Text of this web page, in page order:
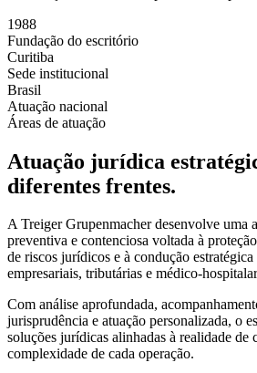
1988
Fundação do escritório
Curitiba
Sede institucional
Brasil
Atuação nacional
Áreas de atuação
Atuação jurídica
diferentes frentes.
A Treiger Grupenmacher desenvolve uma
preventiva e contenciosa voltada à
de riscos jurídicos e à condução estratégica
empresariais, tributárias e médico-
Com análise aprofundada,
jurisprudência e atuação personalizada, o
soluções jurídicas alinhadas à realidade de
complexidade de cada operação.